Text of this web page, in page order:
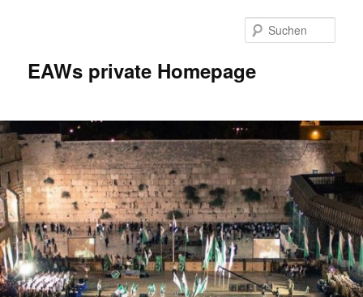
EAWs private Homepage